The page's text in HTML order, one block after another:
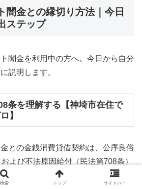
闇金との縁切り方法｜今日
ステップ
闇金を利用中の方へ。今日から自分
説明します。
条を理解する【神埼市在住で
】
との金銭消費貸借契約は、公序良俗
よび不法原因給付（民法第708条）
には無効です。神埼市在住であって
検索 トップ サイドバー